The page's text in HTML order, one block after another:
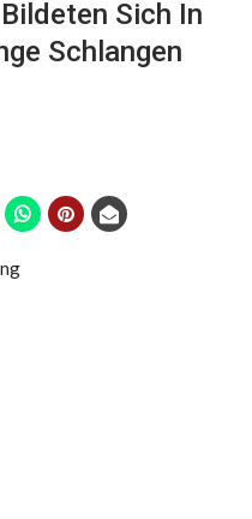
Sich In
Schlangen